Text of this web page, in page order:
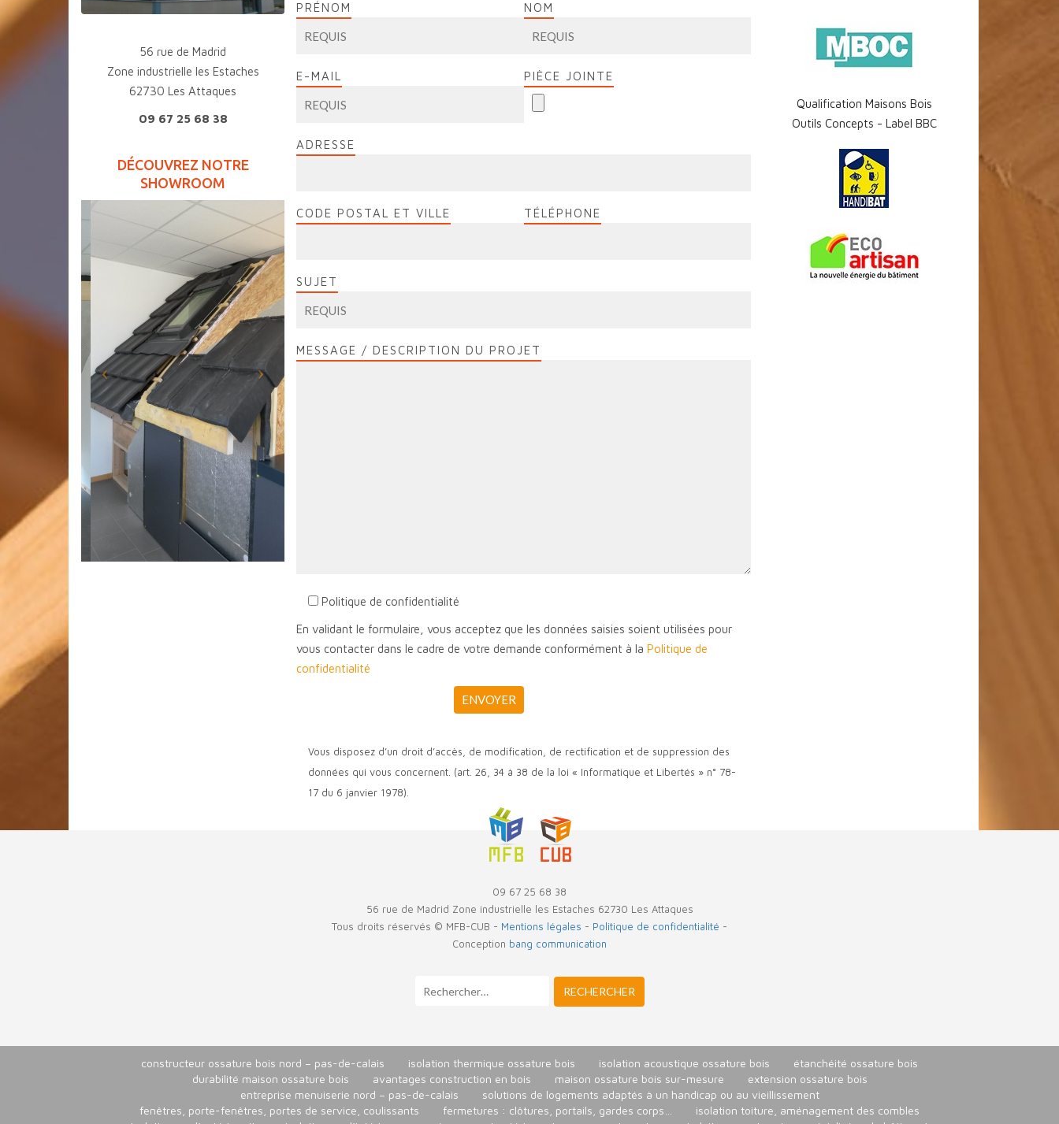
56 rue de Madrid
Zone industrielle les Estaches
62730 Les Attaques
09 67 25 68 38
DÉCOUVREZ NOTRE
SHOWROOM
PRÉNOM NOM
E-MAIL PIÈCE JOINTE
ADRESSE
CODE POSTAL ET VILLE TÉLÉPHONE
SUJET
MESSAGE / DESCRIPTION DU PROJET
Politique de confidentialité
En validant le formulaire, vous acceptez que les données saisies soient utilisées pour
vous contacter dans le cadre de votre demande conformément à laPolitique de
confidentialité
Vous disposez d’un droit d’accès, de modification, de rectification et de suppression des
données qui vous concernent. (art. 26, 34 à 38 de la loi « Informatique et Libertés » n° 78-
17 du 6 janvier 1978).
Qualification Maisons Bois
Outils Concepts - Label BBC
09 67 25 68 38
56 rue de Madrid Zone industrielle les Estaches 62730 Les Attaques
Tous droits réservés © MFB-CUB - Mentions légales - Politique de confidentialité -
Conception bang communication
constructeur ossature bois nord – pas-de-calais isolation thermique ossature bois isolation acoustique ossature bois
étanchéité ossature bois
durabilité maison ossature bois
avantages construction en bois maison ossature bois sur-mesure
extension ossature bois
entreprise menuiserie nord – pas-de-calais
solutions de logements adaptés à un handicap ou au vieillissement
fenêtres, porte-fenêtres, portes de service, coulissants
fermetures : clôtures, portails, gardes corps…
isolation toiture, aménagement des combles